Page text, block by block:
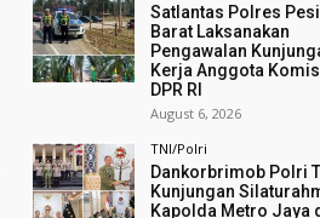
Satlantas Polres
Barat Laksanakan
Pengawalan
Kerja Anggota
DPR RI
August 6, 2026
TNI/Polri
Dankorbrimob Polri
Kunjungan
Kapolda Metro Jaya